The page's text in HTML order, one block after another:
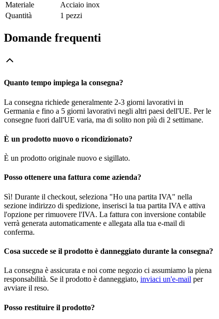
Materiale
Acciaio inox
Quantità
1 pezzi
Domande frequenti
Quanto tempo impiega la consegna?
La consegna richiede generalmente 2-3 giorni lavorativi in
Germania e fino a 5 giorni lavorativi negli altri paesi dell'UE. Per le
consegne fuori dall'UE varia, ma di solito non più di 2 settimane.
È un prodotto nuovo o ricondizionato?
È un prodotto originale nuovo e sigillato.
Posso ottenere una fattura come azienda?
Sì! Durante il checkout, seleziona "Ho una partita IVA" nella
sezione indirizzo di spedizione, inserisci la tua partita IVA e attiva
l'opzione per rimuovere l'IVA. La fattura con inversione contabile
verrà generata automaticamente e allegata alla tua e-mail di
conferma.
Cosa succede se il prodotto è danneggiato durante la consegna?
La consegna è assicurata e noi come negozio ci assumiamo la piena
responsabilità. Se il prodotto è danneggiato, inviaci un'e-mail per
avviare il reso.
Posso restituire il prodotto?